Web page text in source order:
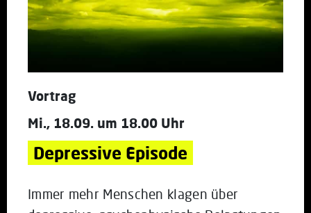
Vortrag
Mi., 18.09. um 18.00 Uhr
Depressive Episode
Immer mehr Menschen klagen über